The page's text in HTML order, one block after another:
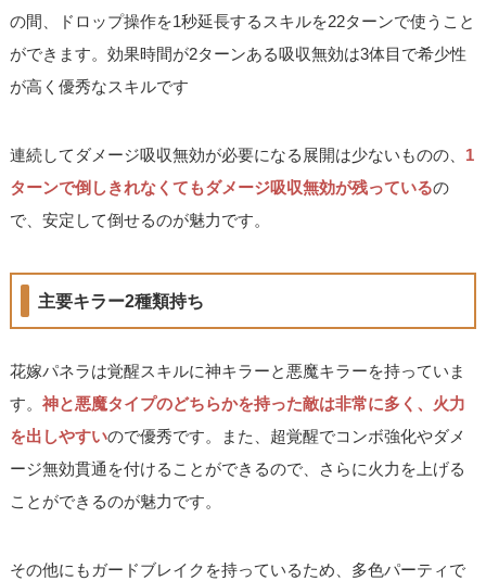
の間、ドロップ操作を1秒延長するスキルを22ターンで使うこと
ができます。効果時間が2ターンある吸収無効は3体目で希少性
が高く優秀なスキルです
連続してダメージ吸収無効が必要になる展開は少ないものの、 1
ターンで倒しきれなくてもダメージ吸収無効が残っているの
で、安定して倒せるのが魅力です。
主要キラー2種類持ち
花嫁パネラは覚醒スキルに神キラーと悪魔キラーを持っていま
す。神と悪魔タイプのどちらかを持った敵は非常に多く、火力
を出しやすいので優秀です。また、超覚醒でコンボ強化やダメ
ージ無効貫通を付けることができるので、さらに火力を上げる
ことができるのが魅力です。
その他にもガードブレイクを持っているため、多色パーティで